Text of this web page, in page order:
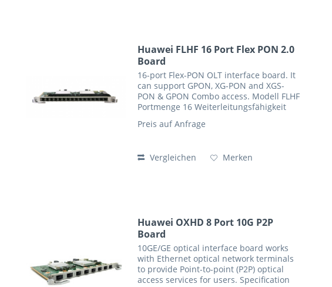
Huawei FLHF 16 Port Flex PON 2.0
Board
16-port Flex-PON OLT interface board. It
can support GPON, XG-PON and XGS-
PON & GPON Combo access. Modell FLHF
Portmenge 16 Weiterleitungsfähigkeit
PON2.0 Hafentarif GPON-Upstream:
Preis auf Anfrage
Vergleichen Merken
Huawei OXHD 8 Port 10G P2P
Board
10GE/GE optical interface board works
with Ethernet optical network terminals
to provide Point-to-point (P2P) optical
access services for users. Specification